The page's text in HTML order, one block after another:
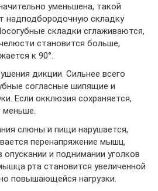
уменьшена, такой
надподбородочную складку
складки сглаживаются,
становится больше,
к 90°.
дикции. Сильнее всего
согласные шипящие и
Если окклюзия сохраняется,
меньше.
слюны и пищи нарушается,
перенапряжение мышц,
и поднимании уголков
рта становится увеличенной
повышающейся нагрузки.